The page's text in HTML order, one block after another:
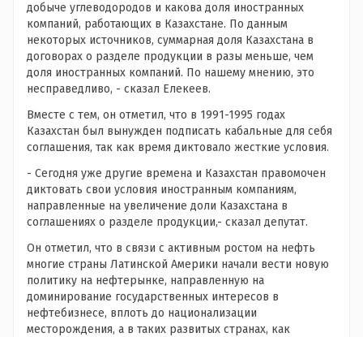
добыче углеводородов и какова доля иностранных
компаний, работающих в Казахстане. По данным
некоторых источников, суммарная доля Казахстана в
договорах о разделе продукции в разы меньше, чем
доля иностранных компаний. По нашему мнению, это
несправедливо, - сказал Елекеев.
Вместе с тем, он отметил, что в 1991-1995 годах
Казахстан был вынужден подписать кабальные для себя
соглашения, так как время диктовало жесткие условия.
- Сегодня уже другие времена и Казахстан правомочен
диктовать свои условия иностранным компаниям,
направленные на увеличение доли Казахстана в
соглашениях о разделе продукции,- сказал депутат.
Он отметил, что в связи с активным ростом на нефть
многие страны Латинской Америки начали вести новую
политику на нефтерынке, направленную на
доминирование государственных интересов в
нефтебизнесе, вплоть до национализации
месторождения, а в таких развитых странах, как